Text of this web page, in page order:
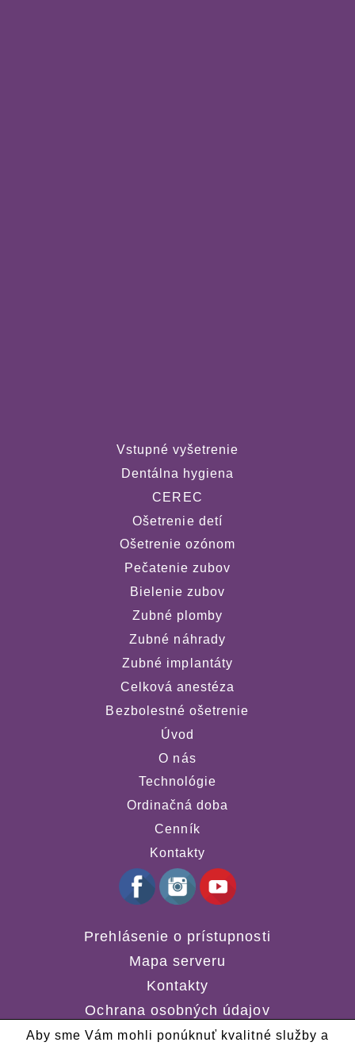
Vstupné vyšetrenie
Dentálna hygiena
CEREC
Ošetrenie detí
Ošetrenie ozónom
Pečatenie zubov
Bielenie zubov
Zubné plomby
Zubné náhrady
Zubné implantáty
Celková anestéza
Bezbolestné ošetrenie
Úvod
O nás
Technológie
Ordinačná doba
Cenník
Kontakty
Prehlásenie o prístupnosti
Mapa serveru
Kontakty
Ochrana osobných údajov
Aby sme Vám mohli ponúknuť kvalitné služby a